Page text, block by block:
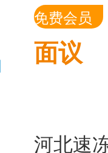
免费会员
面议